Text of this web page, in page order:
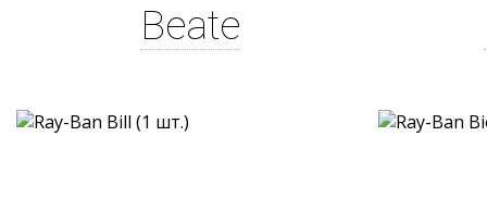
Beate